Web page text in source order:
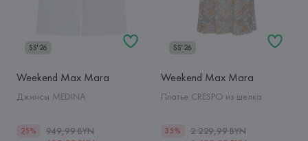
SS'26
Weekend Max Mara
Джинсы MEDINA
25%
949,99 BYN
SS'26
Weekend Max Mara
Платье CRESPO из шелка
35%
2 229,99 BYN